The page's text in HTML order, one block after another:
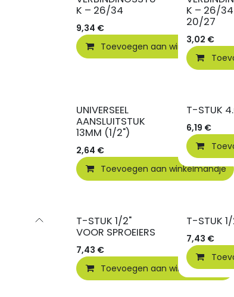
K – 26/34
9,34 €
Toevoegen aan winkelmandje
K – 26/
20/27
3,02 €
UNIVERSEEL
AANSLUITSTUK
13MM (1/2")
2,64 €
Toevoegen aan winkelmandje
T-STUK
6,19 €
T-STUK 1/2"
VOOR SPROEIERS
7,43 €
Toevoegen aan winkelmandje
T-STUK
7,43 €